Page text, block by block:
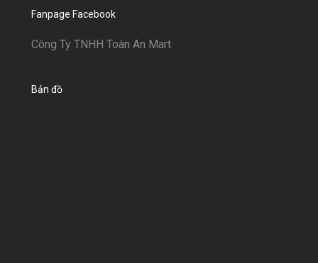
Fanpage Facebook
Công Ty TNHH Toàn An Mart
Bản đồ